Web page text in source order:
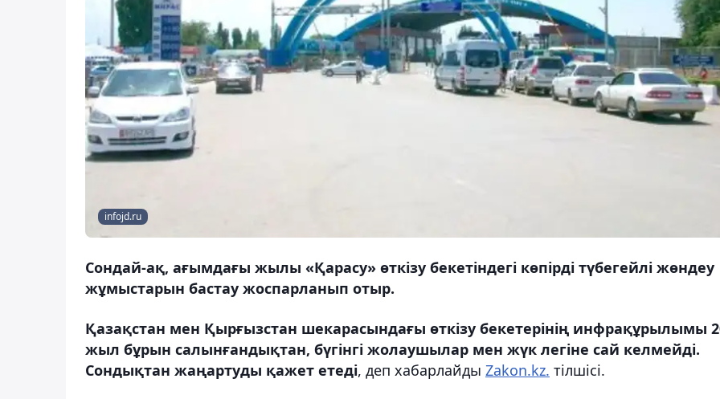
infojd.ru
Сондай-ақ, ағымдағы жылы «Қарасу» өткізу бекетіндегі көпірді түбегейлі жөндеу
жұмыстарын бастау жоспарланып отыр.
Қазақстан мен Қырғызстан шекарасындағы өткізу бекетерінің инфрақұрылымы
жыл бұрын салынғандықтан, бүгінгі жолаушылар мен жүк легіне сай келмейді.
Сондықтан жаңартуды қажет етеді, деп хабарлайды Zakon.kz. тілшісі.